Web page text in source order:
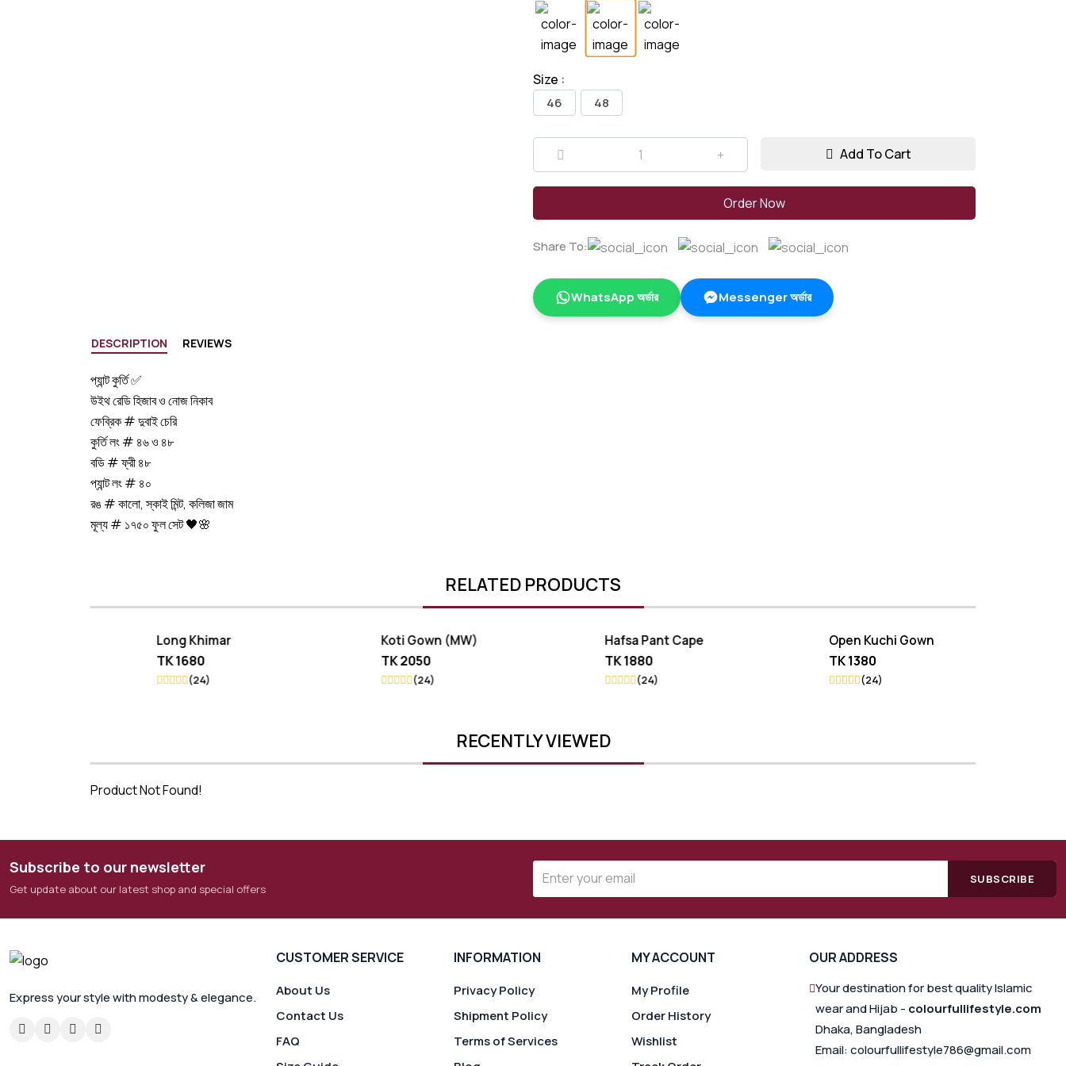
Size :
46 48
Add To Cart
Order Now
Share To:
WhatsApp অর্ডার Messenger অর্ডার
DESCRIPTION REVIEWS
প্যান্ট কুর্তি ✅
উইথ রেডি হিজাব ও নোজ নিকাব
ফেব্রিক # দুবাই চেরি
কুর্তি লং # ৪৬ ও ৪৮
বডি # ফ্রী ৪৮
প্যান্ট লং # ৪০
রঙ # কালো, স্কাই মিন্ট, কলিজা জাম
মূল্য # ১৭৫০ ফুল সেট 🖤🌸
RELATED PRODUCTS
Long Khimar
Koti Gown (MW)
Hafsa Pant Cape
Open Kuchi Gown
RECENTLY VIEWED
Product Not Found!
Subscribe to our newsletter
Get update about our latest shop and special offers
SUBSCRIBE
Express your style with modesty & elegance.
CUSTOMER SERVICE
About Us
Contact Us
FAQ
INFORMATION
Privacy Policy
Shipment Policy
Terms of Services
MY ACCOUNT
My Profile
Order History
Wishlist
OUR ADDRESS
Your destination for best quality Islamic
wear and Hijab - colourfullifestyle.com
Dhaka, Bangladesh
Email: colourfullifestyle786@gmail.com